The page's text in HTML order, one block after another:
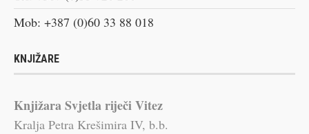
Mob: +387 (0)60 33 88 018
KNJIŽARE
Knjižara Svjetla riječi Vitez
Kralja Petra Krešimira IV, b.b.